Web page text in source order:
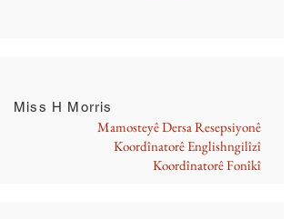
Miss H Morris
Mamosteyê Dersa Resepsiyonê
Koordînatorê Englishngilîzî
Koordînatorê Fonîkî